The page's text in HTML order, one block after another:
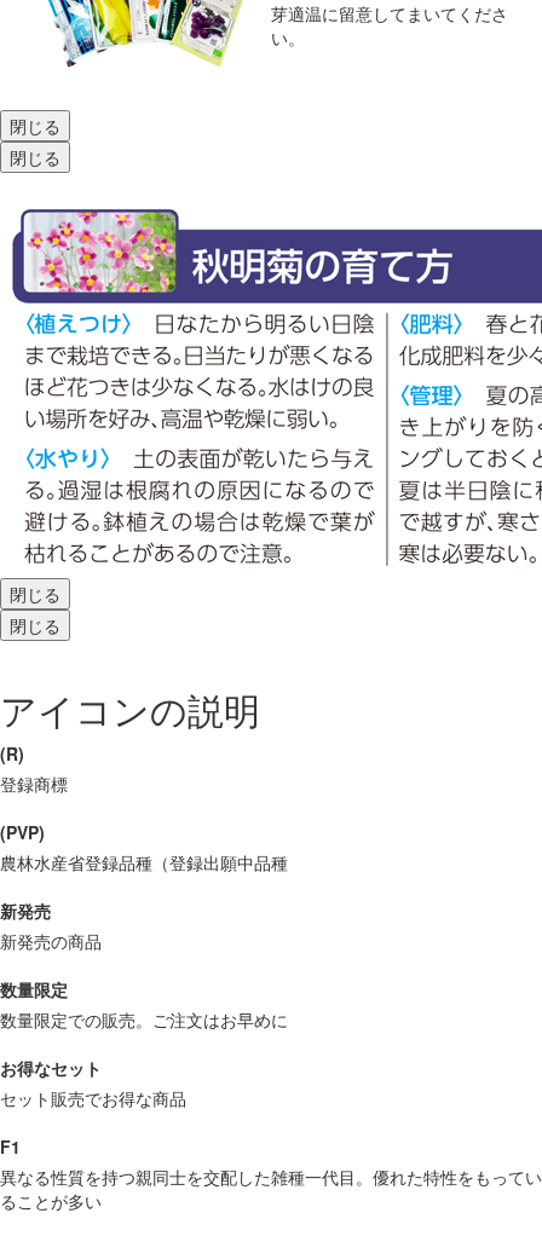
芽適温に留意してまいてくださ
い。
閉じる
閉じる
閉じる
閉じる
アイコンの説明
(R)
登録商標
(PVP)
農林水産省登録品種（登録出願中品種
新発売
新発売の商品
数量限定
数量限定での販売。ご注文はお早めに
お得なセット
セット販売でお得な商品
F1
異なる性質を持つ親同士を交配した雑種一代目。優れた特性をもってい
ることが多い